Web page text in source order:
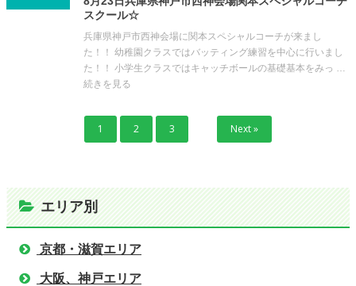
スクール☆
兵庫県神戸市西神会場に関本スペシャルコーチが来まし
た！！ 幼稚園クラスではバッティング練習を中心に行いまし
た！！ 小学生クラスではキャッチボールの基礎基本をみっ …
続きを見る
1 2 3 Next »
エリア別
京都・滋賀エリア
大阪、神戸エリア